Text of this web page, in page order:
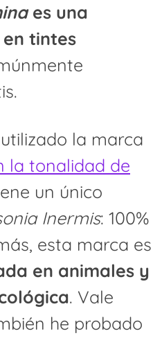
es una
tintes
la marca
la tonalidad de
un único
Inermis: 100%
esta marca es
en animales y
. Vale
he probado